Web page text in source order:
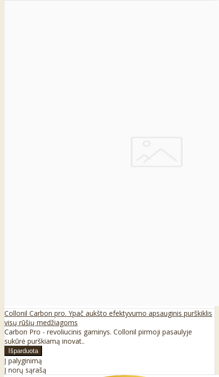
Collonil Carbon pro. Ypač aukšto efektyvumo apsauginis purškiklis
visų rūšių medžiagoms
Carbon Pro - revoliucinis gaminys. Collonil pirmoji pasaulyje
sukūrė purškiamą inovat..
Į palyginimą
Į norų sąrašą